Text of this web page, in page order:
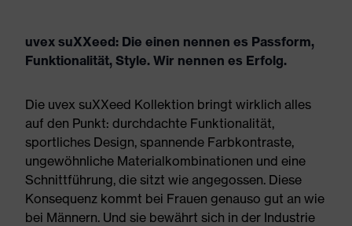
uvex suXXeed: Die einen nennen es Passform,
Funktionalität, Style. Wir nennen es Erfolg.
Die uvex suXXeed Kollektion bringt wirklich alles
auf den Punkt: durchdachte Funktionalität,
sportliches Design, spannende Farbkontraste,
ungewöhnliche Materialkombinationen und eine
Schnittführung, die sitzt wie angegossen. Diese
Konsequenz kommt bei Frauen genauso gut an wie
bei Männern. Und sie bewährt sich in der Industrie